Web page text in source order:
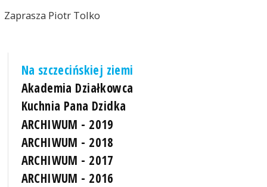
Zaprasza Piotr Tolko
Na szczecińskiej ziemi
Akademia Działkowca
Kuchnia Pana Dzidka
ARCHIWUM - 2019
ARCHIWUM - 2018
ARCHIWUM - 2017
ARCHIWUM - 2016